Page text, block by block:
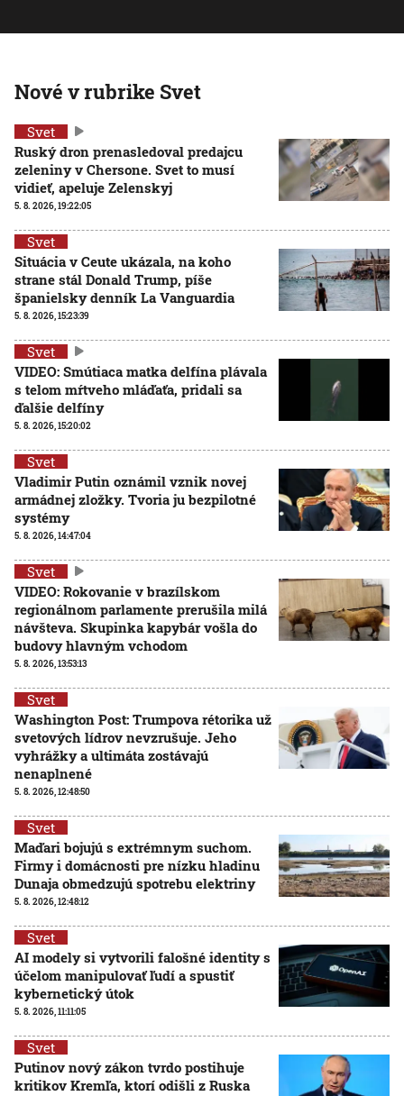
Nové v rubrike Svet
Svet
Ruský dron prenasledoval predajcu
zeleniny v Chersone. Svet to musí
vidieť, apeluje Zelenskyj
5. 8. 2026, 19:22:05
Svet
Situácia v Ceute ukázala, na koho
strane stál Donald Trump, píše
španielsky denník La Vanguardia
5. 8. 2026, 15:23:39
Svet
VIDEO: Smútiaca matka delfína plávala
s telom mŕtveho mláďaťa, pridali sa
ďalšie delfíny
5. 8. 2026, 15:20:02
Svet
Vladimir Putin oznámil vznik novej
armádnej zložky. Tvoria ju bezpilotné
systémy
5. 8. 2026, 14:47:04
Svet
VIDEO: Rokovanie v brazílskom
regionálnom parlamente prerušila milá
návšteva. Skupinka kapybár vošla do
budovy hlavným vchodom
5. 8. 2026, 13:53:13
Svet
Washington Post: Trumpova rétorika už
svetových lídrov nevzrušuje. Jeho
vyhrážky a ultimáta zostávajú
nenaplnené
5. 8. 2026, 12:48:50
Svet
Maďari bojujú s extrémnym suchom.
Firmy i domácnosti pre nízku hladinu
Dunaja obmedzujú spotrebu elektriny
5. 8. 2026, 12:48:12
Svet
AI modely si vytvorili falošné identity s
účelom manipulovať ľudí a spustiť
kybernetický útok
5. 8. 2026, 11:11:05
Svet
Putinov nový zákon tvrdo postihuje
kritikov Kremľa, ktorí odišli z Ruska